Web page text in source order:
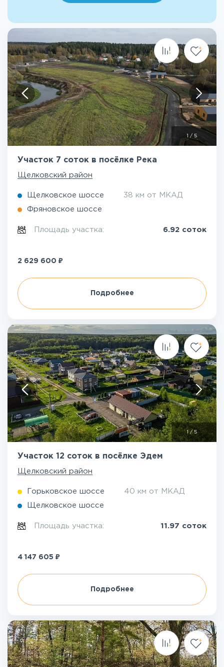
/ 5
Участок 7 соток в посёлке Река
Щелковский район
Щелковское шоссе 38 км от МКАД
Фряновское шоссе
Площадь участка: 6.92 соток
2 629 600 ₽
Подробнее
1/5
Участок 12 соток в посёлке Эдем
Щелковский район
Горьковское шоссе 40 км от МКАД
Щелковское шоссе
Площадь участка: 11.97 соток
4 147 605 ₽
Подробнее